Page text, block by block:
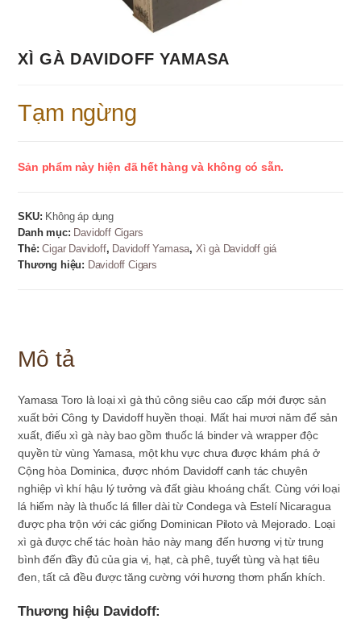
XÌ GÀ DAVIDOFF YAMASA
Tạm ngừng
Sản phẩm này hiện đã hết hàng và không có sẵn.
SKU: Không áp dụng
Danh mục: Davidoff Cigars
Thẻ:Cigar Davidoff, Davidoff Yamasa, Xì gà Davidoff giá
Thương hiệu: Davidoff Cigars
Mô tả
Yamasa Toro là loại xì gà thủ công siêu cao cấp mới được sản
xuất bởi Công ty Davidoff huyền thoại. Mất hai mươi năm để sản
xuất, điếu xì gà này bao gồm thuốc lá binder và wrapper độc
quyền từ vùng Yamasa, một khu vực chưa được khám phá ở
Cộng hòa Dominica, được nhóm Davidoff canh tác chuyên
nghiệp vì khí hậu lý tưởng và đất giàu khoáng chất. Cùng với loại
lá hiếm này là thuốc lá filler dài từ Condega và Estelí Nicaragua
được pha trộn với các giống Dominican Piloto và Mejorado. Loại
xì gà được chế tác hoàn hảo này mang đến hương vị từ trung
bình đến đầy đủ của gia vị, hạt, cà phê, tuyết tùng và hạt tiêu
đen, tất cả đều được tăng cường với hương thơm phấn khích.
Thương hiệu Davidoff: